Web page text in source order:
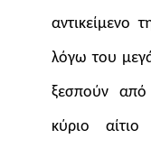
αντικείμενο
λόγω του
ξεσπούν
κύριο αίτιο